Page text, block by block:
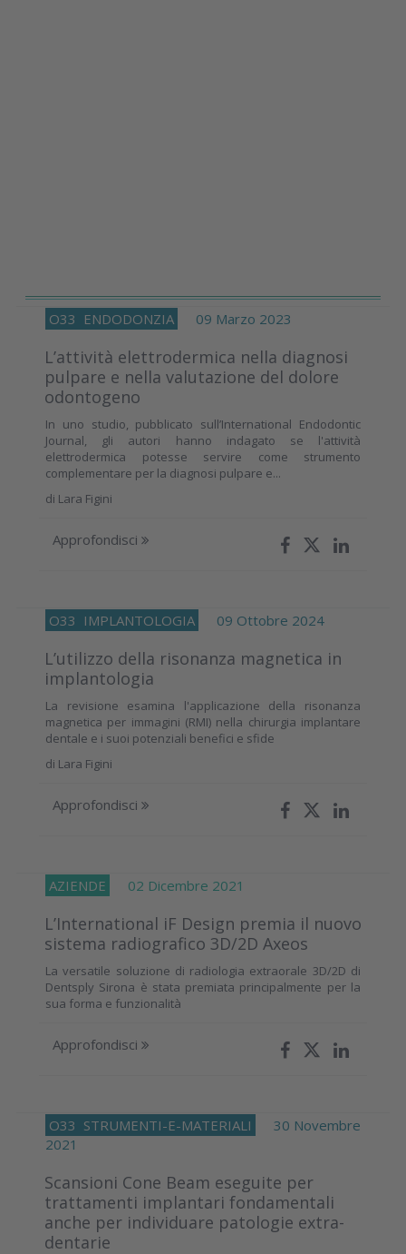
O33 ENDODONZIA 09 Marzo 2023
L’attività elettrodermica nella diagnosi
pulpare e nella valutazione del dolore
odontogeno
In uno studio, pubblicato sull’International Endodontic
Journal, gli autori hanno indagato se l'attività
elettrodermica potesse servire come strumento
complementare per la diagnosi pulpare e...
di Lara Figini
Approfondisci
O33 IMPLANTOLOGIA 09 Ottobre 2024
L’utilizzo della risonanza magnetica in
implantologia
La revisione esamina l'applicazione della risonanza
magnetica per immagini (RMI) nella chirurgia implantare
dentale e i suoi potenziali benefici e sfide
di Lara Figini
Approfondisci
AZIENDE 02 Dicembre 2021
L’International iF Design premia il nuovo
sistema radiografico 3D/2D Axeos
La versatile soluzione di radiologia extraorale 3D/2D di
Dentsply Sirona è stata premiata principalmente per la
sua forma e funzionalità
Approfondisci
O33 STRUMENTI-E-MATERIALI
30 Novembre
2021
Scansioni Cone Beam eseguite per
trattamenti implantari fondamentali
anche per individuare patologie extra-
dentarie